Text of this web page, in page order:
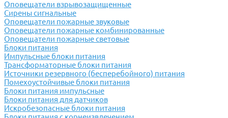
Оповещатели взрывозащищенные
Сирены сигнальные
Оповещатели пожарные звуковые
Оповещатели пожарные комбинированные
Оповещатели пожарные световые
Блоки питания
Импульсные блоки питания
Трансформаторные блоки питания
Источники резервного (бесперебойного) питания
Помехоустойчивые блоки питания
Блоки питания импульсные
Блоки питания для датчиков
Искробезопасные блоки питания